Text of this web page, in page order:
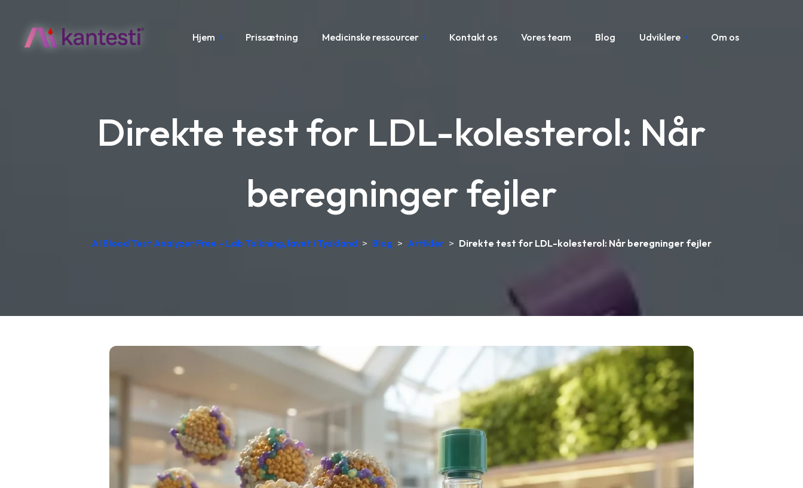
Hjem Prissætning Medicinske ressourcer Kontakt os Vores team Blog Udviklere Om os
Direkte test for LDL-kolesterol: Når
beregninger fejler
AI Blood Test Analyzer Free – Lab Tolkning, lavet i Tyskland > Blog > Artikler > Direkte test for LDL-kolesterol: Når beregninger fejler